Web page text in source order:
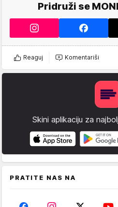
Pridruži se
Reaguj Komentariši
Skini aplikaciju za
PRATITE NAS NA